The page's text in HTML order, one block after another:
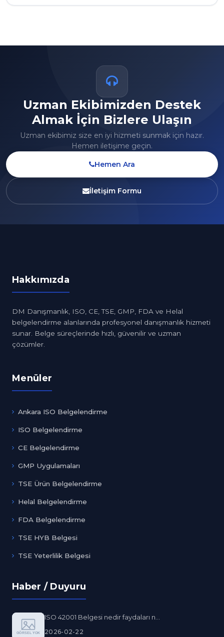
Uzman Ekibimizden Destek
Almak İçin Bizlere Ulaşın
Uzman ekibimiz size en iyi hizmeti sunmak için hazır.
Hemen iletişime geçin.
Hemen Ara
İletişim Formu
Hakkımızda
DM Danışmanlık, ISO, CE, TSE, GMP, FDA ve Helal
belgelendirme alanlarında profesyonel danışmanlık hizmeti
sunar. Belge süreçlerinde hızlı, güvenilir ve uzman
çözümler.
Menüler
Ankara ISO Belgelendirme
ISO Belgelendirme
CE Belgelendirme
GMP Uygulamaları
TSE Ürün Belgelendirme
Helal Belgelendirme
FDA Belgelendirme
TSE HYB Belgesi
TSE Yeterlilik Belgesi
Haber / Duyuru
ISO 42001 Belgesi nedir faydaları n...
2026-02-22